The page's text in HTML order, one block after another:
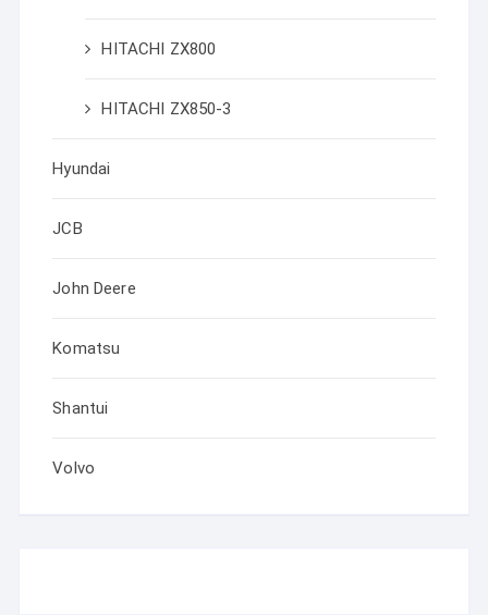
HITACHI ZX800
HITACHI ZX850-3
Hyundai
JCB
John Deere
Komatsu
Shantui
Volvo